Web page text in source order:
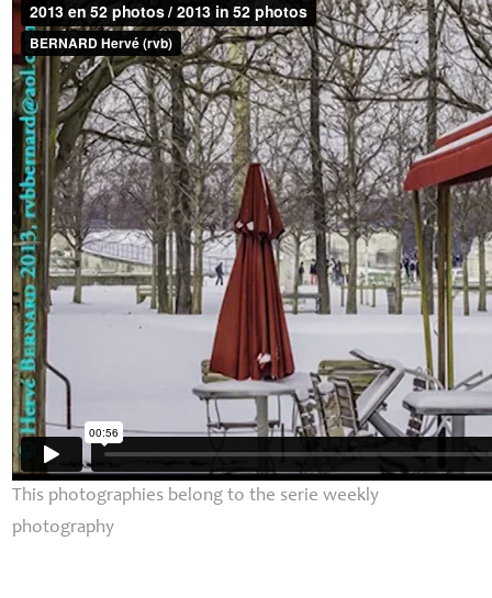
This photographies belong to the serie weekly
photography